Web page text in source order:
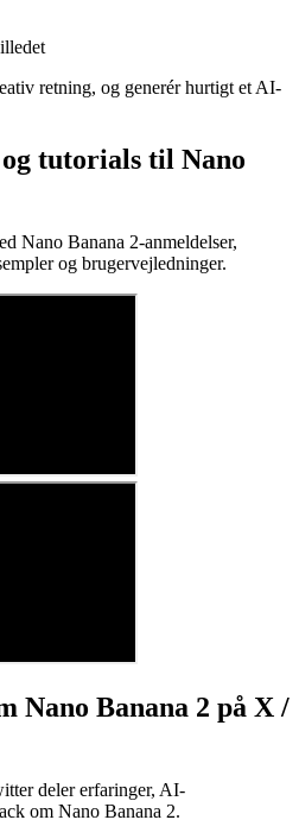
retning, og generér hurtigt et AI-
tutorials til Nano
Nano Banana 2-anmeldelser,
og brugervejledninger.
Nano Banana 2 på X /
deler erfaringer, AI-
om Nano Banana 2.